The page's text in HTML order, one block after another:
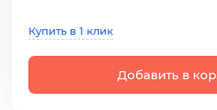
Купить в 1 клик
Добавить в